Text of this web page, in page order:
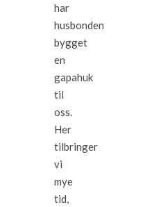
har
husbonden
bygget
en
gapahuk
til
oss.
Her
tilbringer
vi
mye
tid,